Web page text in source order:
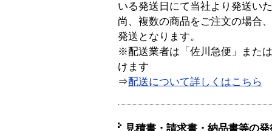
いる発送日にて当社より発送い
尚、複数の商品をご注文の場合
発送となります。
※配送業者は「佐川急便」また
けます
⇒配送について詳しくはこちら
見積書・請求書・納品書等の